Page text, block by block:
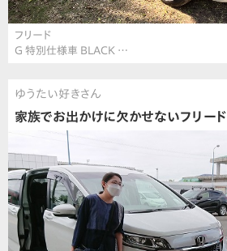
フリード
G 特別仕様車 BLACK …
ゆうたい好きさん
家族でお出かけに欠かせないフリード